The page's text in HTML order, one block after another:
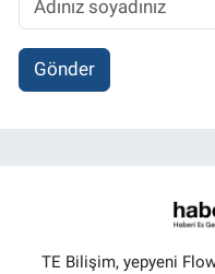
Gönder
TE Bilişim, yepyeni